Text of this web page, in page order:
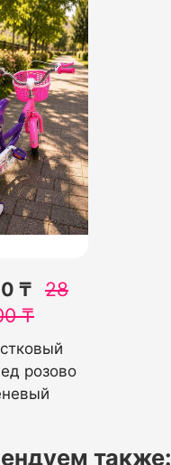
₸ 28
₸
розово
также: